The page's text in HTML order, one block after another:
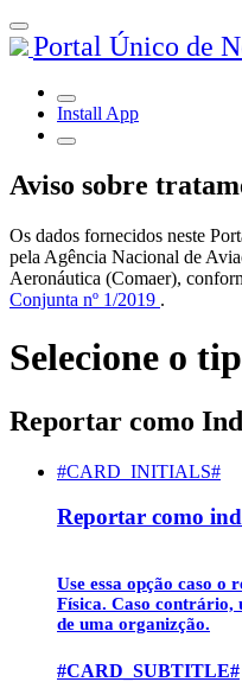
Portal Único de
Install App
Aviso sobre
Os dados fornecidos neste
pela Agência Nacional de
Aeronáutica (Comaer),
Conjunta nº 1/2019 .
Selecione o
Reportar como
#CARD_INITIALS#
Reportar como
Use essa opção caso o
Física. Caso contrário,
de uma organizção.
#CARD_SUBTITLE#